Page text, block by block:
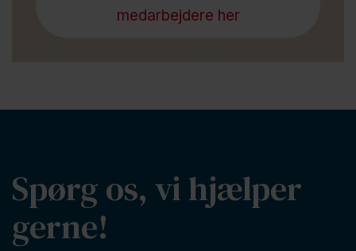
medarbejdere her
Spørg os, vi hjælper
gerne!